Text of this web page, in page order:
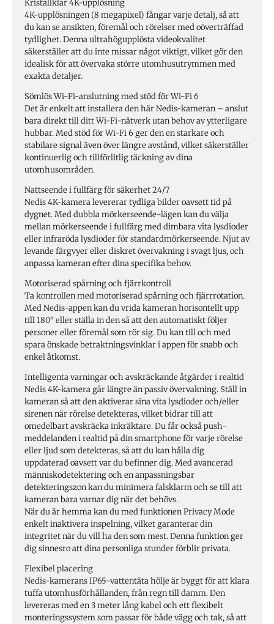
Kristallklar 4K-upplösning
4K-upplösningen (8 megapixel) fångar varje detalj, så att
du kan se ansikten, föremål och rörelser med oöverträffad
tydlighet. Denna ultrahögupplösta videokvalitet
säkerställer att du inte missar något viktigt, vilket gör den
idealisk för att övervaka större utomhusutrymmen med
exakta detaljer.
Sömlös Wi-Fi-anslutning med stöd för Wi-Fi 6
Det är enkelt att installera den här Nedis-kameran – anslut
bara direkt till ditt Wi-Fi-nätverk utan behov av ytterligare
hubbar. Med stöd för Wi-Fi 6 ger den en starkare och
stabilare signal även över längre avstånd, vilket säkerställer
kontinuerlig och tillförlitlig täckning av dina
utomhusområden.
Nattseende i fullfärg för säkerhet 24/7
Nedis 4K-kamera levererar tydliga bilder oavsett tid på
dygnet. Med dubbla mörkerseende-lägen kan du välja
mellan mörkerseende i fullfärg med dimbara vita lysdioder
eller infraröda lysdioder för standardmörkerseende. Njut av
levande färgvyer eller diskret övervakning i svagt ljus, och
anpassa kameran efter dina specifika behov.
Motoriserad spårning och fjärrkontroll
Ta kontrollen med motoriserad spårning och fjärrrotation.
Med Nedis-appen kan du vrida kameran horisontellt upp
till 180° eller ställa in den så att den automatiskt följer
personer eller föremål som rör sig. Du kan till och med
spara önskade betraktningsvinklar i appen för snabb och
enkel åtkomst.
Intelligenta varningar och avskräckande åtgärder i realtid
Nedis 4K-kamera går längre än passiv övervakning. Ställ in
kameran så att den aktiverar sina vita lysdioder och/eller
sirenen när rörelse detekteras, vilket bidrar till att
omedelbart avskräcka inkräktare. Du får också push-
meddelanden i realtid på din smartphone för varje rörelse
eller ljud som detekteras, så att du kan hålla dig
uppdaterad oavsett var du befinner dig. Med avancerad
människodetektering och en anpassningsbar
detekteringszon kan du minimera falsklarm och se till att
kameran bara varnar dig när det behövs.
När du är hemma kan du med funktionen Privacy Mode
enkelt inaktivera inspelning, vilket garanterar din
integritet när du vill ha den som mest. Denna funktion ger
dig sinnesro att dina personliga stunder förblir privata.
Flexibel placering
Nedis-kamerans IP65-vattentäta hölje är byggt för att klara
tuffa utomhusförhållanden, från regn till damm. Den
levereras med en 3 meter lång kabel och ett flexibelt
monteringssystem som passar för både vägg och tak, så att